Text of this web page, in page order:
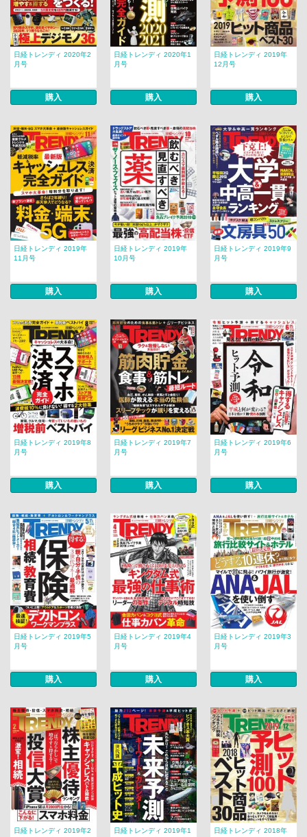
日経トレンディ 2020年2
月号
購入
日経トレンディ 2020年1
月号
購入
日経トレンディ 2019年
12月号
購入
日経トレンディ 2019年
11月号
購入
日経トレンディ 2019年
10月号
購入
日経トレンディ 2019年9
月号
購入
日経トレンディ 2019年8
月号
購入
日経トレンディ 2019年7
月号
購入
日経トレンディ 2019年6
月号
購入
日経トレンディ 2019年5
月号
購入
日経トレンディ 2019年4
月号
購入
日経トレンディ 2019年3
月号
購入
日経トレンディ 2019年2
日経トレンディ 2019年1
日経トレンディ 2018年